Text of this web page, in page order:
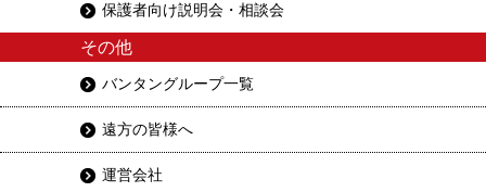
保護者向け説明会・相談会
その他
バンタングループ一覧
遠方の皆様へ
運営会社